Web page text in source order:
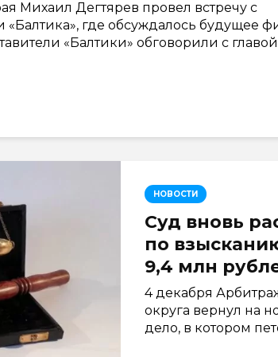
Михаил Дегтярев провел встречу с
где обсуждалось будущее
«Балтики» обговорили с
НОВОСТИ
Суд вновь
по
9,4 млн
4 декабря
округа вернул на
дело, в котором